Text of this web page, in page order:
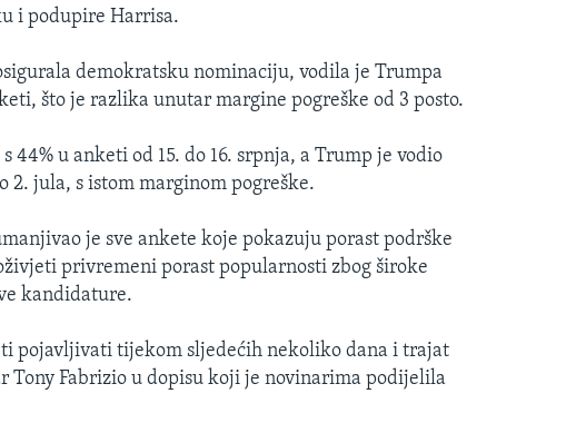
i podupire Harrisa.
demokratsku nominaciju, vodila je Trumpa
što je razlika unutar margine pogreške od 3 posto.
u anketi od 15. do 16. srpnja, a Trump je vodio
2. jula, s istom marginom pogreške.
je sve ankete koje pokazuju porast podrške
privremeni porast popularnosti zbog široke
kandidature.
pojavljivati tijekom sljedećih nekoliko dana i trajat
Tony Fabrizio u dopisu koji je novinarima podijelila